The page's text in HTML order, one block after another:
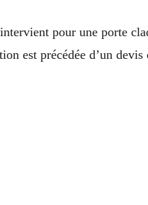
pour une porte
est précédée d’un